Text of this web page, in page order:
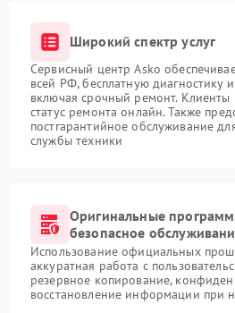
Широкий спектр услуг
Сервисный центр Asko
всей РФ, бесплатную диагностику
включая срочный ремонт. Клиенты
статус ремонта онлайн. Также
постгарантийное обслуживание
службы техники
Оригинальные
безопасное
Использование официальных
аккуратная работа с
резервное копирование,
восстановление информации при